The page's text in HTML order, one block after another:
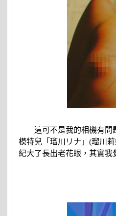
這可不是我的相機有問題
模特兒「瑠川リナ」(瑠川
紀大了長出老花眼，其實我